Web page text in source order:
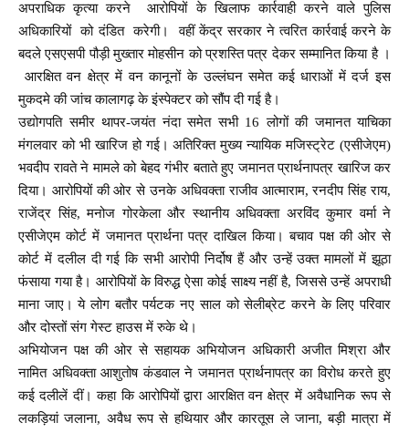
अपराधिक कृत्या करने आरोपियों के खिलाफ कार्रवाही करने वाले पुलिस
अधिकारियों को दंडित करेगी। वहीं केंद्र सरकार ने त्वरित कार्रवाई करने के
बदले एसएसपी पौड़ी मुख्तार मोहसीन को प्रशस्ति पत्र देकर सम्मानित किया है ।
आरक्षित वन क्षेत्र में वन कानूनों के उल्लंघन समेत कई धाराओं में दर्ज इस
मुकदमे की जांच कालागढ़ के इंस्पेक्टर को सौंप दी गई है।
उद्योगपति समीर थापर-जयंत नंदा समेत सभी 16 लोगों की जमानत याचिका
मंगलवार को भी खारिज हो गई। अतिरिक्त मुख्य न्यायिक मजिस्ट्रेट (एसीजेएम)
भवदीप रावते ने मामले को बेहद गंभीर बताते हुए जमानत प्रार्थनापत्र खारिज कर
दिया। आरोपियों की ओर से उनके अधिवक्ता राजीव आत्माराम, रनदीप सिंह राय,
राजेंद्र सिंह, मनोज गोरकेला और स्थानीय अधिवक्ता अरविंद कुमार वर्मा ने
एसीजेएम कोर्ट में जमानत प्रार्थना पत्र दाखिल किया। बचाव पक्ष की ओर से
कोर्ट में दलील दी गई कि सभी आरोपी निर्दोष हैं और उन्हें उक्त मामलों में झूठा
फंसाया गया है। आरोपियों के विरुद्ध ऐसा कोई साक्ष्य नहीं है, जिससे उन्हें अपराधी
माना जाए। ये लोग बतौर पर्यटक नए साल को सेलीब्रेट करने के लिए परिवार
और दोस्तों संग गेस्ट हाउस में रुके थे।
अभियोजन पक्ष की ओर से सहायक अभियोजन अधिकारी अजीत मिश्रा और
नामित अधिवक्ता आशुतोष कंडवाल ने जमानत प्रार्थनापत्र का विरोध करते हुए
कई दलीलें दीं। कहा कि आरोपियों द्वारा आरक्षित वन क्षेत्र में अवैधानिक रूप से
लकड़ियां जलाना, अवैध रूप से हथियार और कारतूस ले जाना, बड़ी मात्रा में